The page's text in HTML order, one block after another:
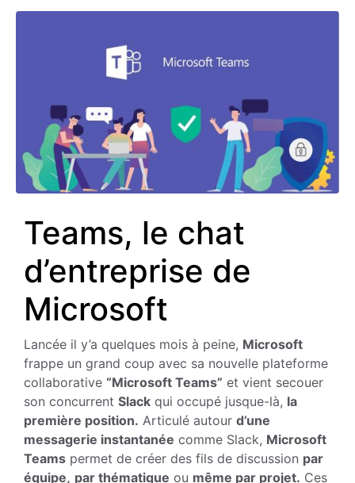
Teams, le chat
d’entreprise de
Microsoft
Lancée il y’a quelques mois à peine, Microsoft
frappe un grand coup avec sa nouvelle plateforme
collaborative “Microsoft Teams” et vient secouer
son concurrent Slack qui occupé jusque-là, la
première position. Articulé autour d’une
messagerie instantanée comme Slack, Microsoft
Teams permet de créer des fils de discussion par
équipe, par thématique ou même par projet. Ces